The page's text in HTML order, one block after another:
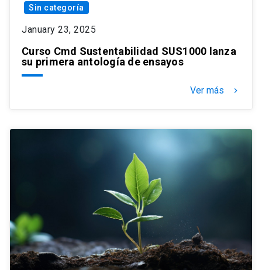
Sin categoría
January 23, 2025
Curso Cmd Sustentabilidad SUS1000 lanza
su primera antología de ensayos
Ver más keyboard_arrow_right